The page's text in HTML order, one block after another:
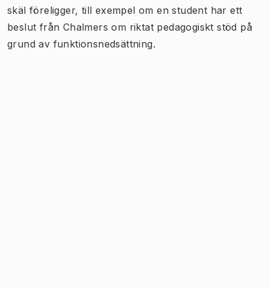
skäl föreligger, till exempel om en student har ett
beslut från Chalmers om riktat pedagogiskt stöd på
grund av funktionsnedsättning.